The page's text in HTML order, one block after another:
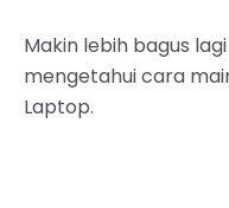
Makin lebih bagus
mengetahui cara
Laptop.